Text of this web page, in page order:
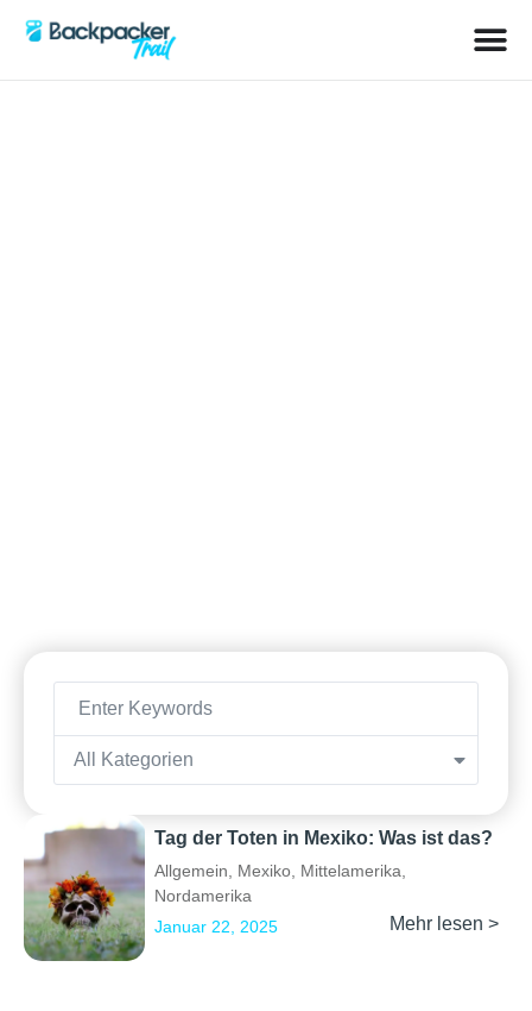
All Kategorien
Tag der Toten in Mexiko: Was ist das?
Allgemein, Mexiko, Mittelamerika,
Nordamerika
Januar 22, 2025
Mehr lesen >